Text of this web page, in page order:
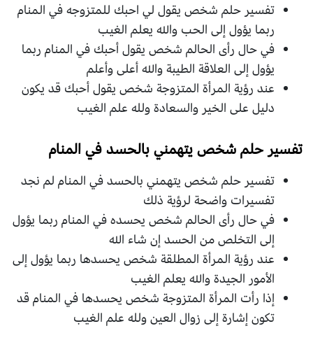
تفسير حلم شخص يقول لي احبك للمتزوجه في المنام
ربما يؤول إلى الحب والله يعلم الغيب
في حال رأى الحالم شخص يقول أحبك في المنام ربما
يؤول إلى العلاقة الطيبة والله أعلى وأعلم
عند رؤية المرأة المتزوجة شخص يقول أحبك قد يكون
دليل على الخير والسعادة ولله علم الغيب
تفسير حلم شخص يتهمني بالحسد في المنام
تفسير حلم شخص يتهمني بالحسد في المنام لم نجد
تفسيرات واضحة لرؤية ذلك
في حال رأى الحالم شخص يحسده في المنام ربما يؤول
إلى التخلص من الحسد إن شاء الله
عند رؤية المرأة المطلقة شخص يحسدها ربما يؤول إلى
الأمور الجيدة والله يعلم الغيب
إذا رأت المرأة المتزوجة شخص يحسدها في المنام قد
تكون إشارة إلى زوال العين ولله علم الغيب